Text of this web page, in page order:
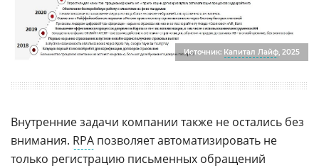
Источник: Капитал Лайф, 2025
Внутренние задачи компании также не остались без
внимания. RPA позволяет автоматизировать не
только регистрацию письменных обращений